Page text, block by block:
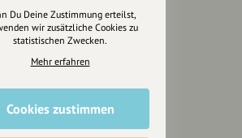
Fotografie & mehr
Marketing
Anakin Design
Du Deine Zustimmung erteilst,
wir zusätzliche Cookies zu
statistischen Zwecken.
Mehr erfahren
Cookies zustimmen